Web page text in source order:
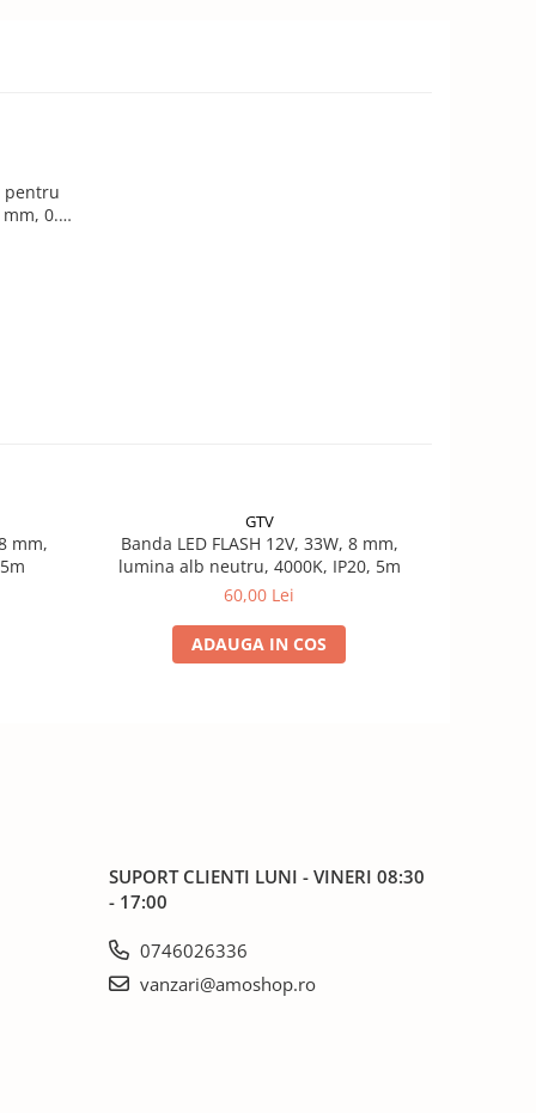
pentru
mm, 0.5
mm,
GTV
Banda LED FLASH 12V, 33W, 8 mm,
lumina alb neutru, 4000K, IP20, 5m
60,00 Lei
ADAUGA IN COS
SUPORT CLIENTI LUNI - VINERI 08:30
- 17:00
0746026336
vanzari@amoshop.ro